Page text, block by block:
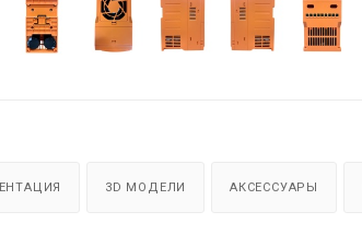
3D МОДЕЛИ АКСЕССУАРЫ